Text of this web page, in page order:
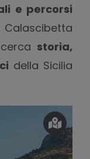
e percorsi
Calascibetta
storia,
della Sicilia